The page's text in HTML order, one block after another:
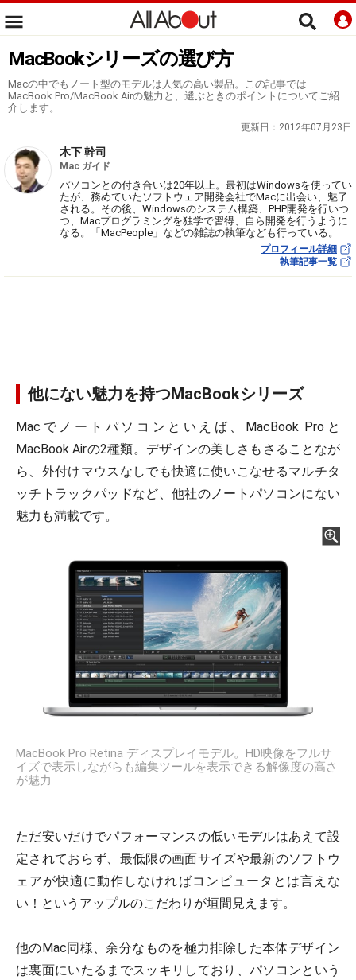
MacBookシリーズの選び方
Macの中でもノート型のモデルは人気の高い製品。この記事では
MacBook Pro/MacBook Airの魅力と、選ぶときのポイントについてご紹
介します。
更新日： 2012年07月23日
木下 幹司
Mac ガイド
パソコンとの付き合いは20年以上。最初はWindowsを使ってい
たが、務めていたソフトウェア開発会社でMacに出会い、魅了
される。その後、Windowsのシステム構築、PHP開発を行いつ
つ、Macプログラミングを独学で習得、自ら開発を行うように
なる。「MacPeople」などの雑誌の執筆なども行っている。
プロフィール詳細
執筆記事一覧
他にない魅力を持つMacBookシリーズ
Macでノートパソコンといえば、MacBook Proと
MacBook Airの2種類。デザインの美しさもさることなが
ら、外付けマウスなしでも快適に使いこなせるマルチタ
ッチトラックパッドなど、他社のノートパソコンにない
魅力も満載です。
MacBook Pro Retina ディスプレイモデル。HD映像をフルサ
イズで表示しながらも編集ツールを表示できる解像度の高さ
が魅力
ただ安いだけでパフォーマンスの低いモデルはあえて設
定されておらず、最低限の画面サイズや最新のソフトウ
ェアが快適に動作しなければコンピュータとは言えな
い！というアップルのこだわりが垣間見えます。
他のMac同様、余分なものを極力排除した本体デザイン
は裏面にいたるまでスッキリしており、パソコンという